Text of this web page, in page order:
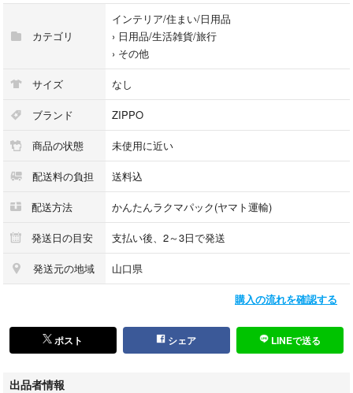
カテゴリ
インテリア/住まい/日用品
› 日用品/生活雑貨/旅行
› その他
サイズ なし
ブランド ZIPPO
商品の状態 未使用に近い
配送料の負担 送料込
配送方法 かんたんラクマパック(ヤマト運輸)
発送日の目安 支払い後、2～3日で発送
発送元の地域 山口県
購入の流れを確認する
ポスト シェア LINEで送る
出品者情報